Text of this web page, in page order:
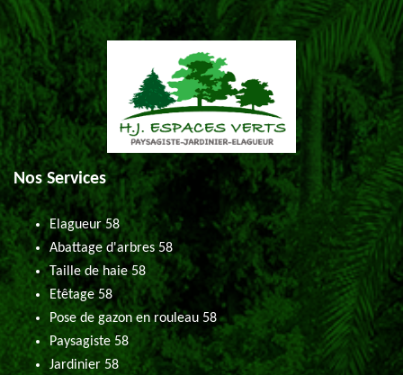
Nos Services
Elagueur 58
Abattage d'arbres 58
Taille de haie 58
Etêtage 58
Pose de gazon en rouleau 58
Paysagiste 58
Jardinier 58